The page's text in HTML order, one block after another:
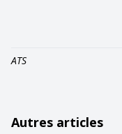
ATS
Autres articles